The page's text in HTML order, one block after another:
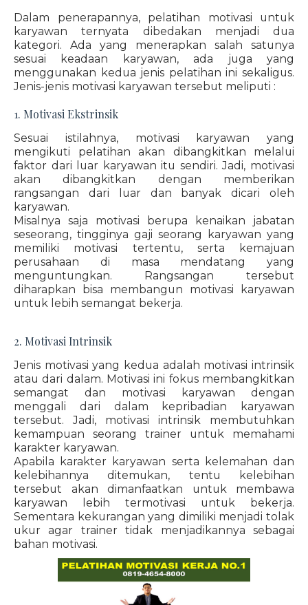
Dalam penerapannya, pelatihan motivasi untuk
karyawan ternyata dibedakan menjadi dua
kategori. Ada yang menerapkan salah satunya
sesuai keadaan karyawan, ada juga yang
menggunakan kedua jenis pelatihan ini sekaligus.
Jenis-jenis motivasi karyawan tersebut meliputi :
1. Motivasi Ekstrinsik
Sesuai istilahnya, motivasi karyawan yang
mengikuti pelatihan akan dibangkitkan melalui
faktor dari luar karyawan itu sendiri. Jadi, motivasi
akan dibangkitkan dengan memberikan
rangsangan dari luar dan banyak dicari oleh
karyawan.
Misalnya saja motivasi berupa kenaikan jabatan
seseorang, tingginya gaji seorang karyawan yang
memiliki motivasi tertentu, serta kemajuan
perusahaan di masa mendatang yang
menguntungkan. Rangsangan tersebut
diharapkan bisa membangun motivasi karyawan
untuk lebih semangat bekerja.
2. Motivasi Intrinsik
Jenis motivasi yang kedua adalah motivasi intrinsik
atau dari dalam. Motivasi ini fokus membangkitkan
semangat dan motivasi karyawan dengan
menggali dari dalam kepribadian karyawan
tersebut. Jadi, motivasi intrinsik membutuhkan
kemampuan seorang trainer untuk memahami
karakter karyawan.
Apabila karakter karyawan serta kelemahan dan
kelebihannya ditemukan, tentu kelebihan
tersebut akan dimanfaatkan untuk membawa
karyawan lebih termotivasi untuk bekerja.
Sementara kekurangan yang dimiliki menjadi tolak
ukur agar trainer tidak menjadikannya sebagai
bahan motivasi.